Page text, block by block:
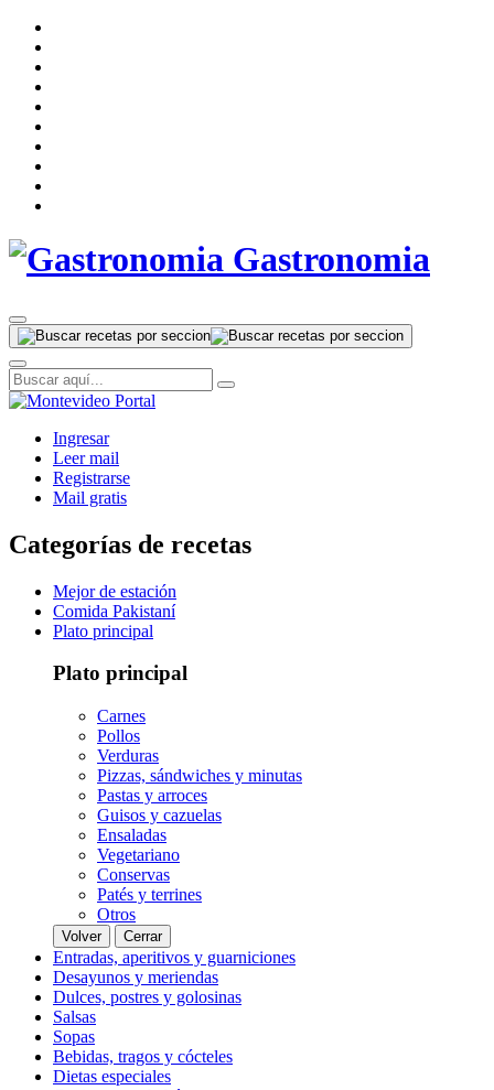
Gastronomia
Ingresar
Leer mail
Registrarse
Mail gratis
Categorías de recetas
Mejor de estación
Comida Pakistaní
Plato principal
Plato principal
Carnes
Pollos
Verduras
Pizzas, sándwiches y minutas
Pastas y arroces
Guisos y cazuelas
Ensaladas
Vegetariano
Conservas
Patés y terrines
Otros
Volver Cerrar
Entradas, aperitivos y guarniciones
Desayunos y meriendas
Dulces, postres y golosinas
Salsas
Sopas
Bebidas, tragos y cócteles
Dietas especiales